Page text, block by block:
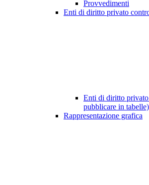
Provvedimenti
Enti di diritto privato
Enti di diritto
pubblicare in tabelle)
Rappresentazione grafica